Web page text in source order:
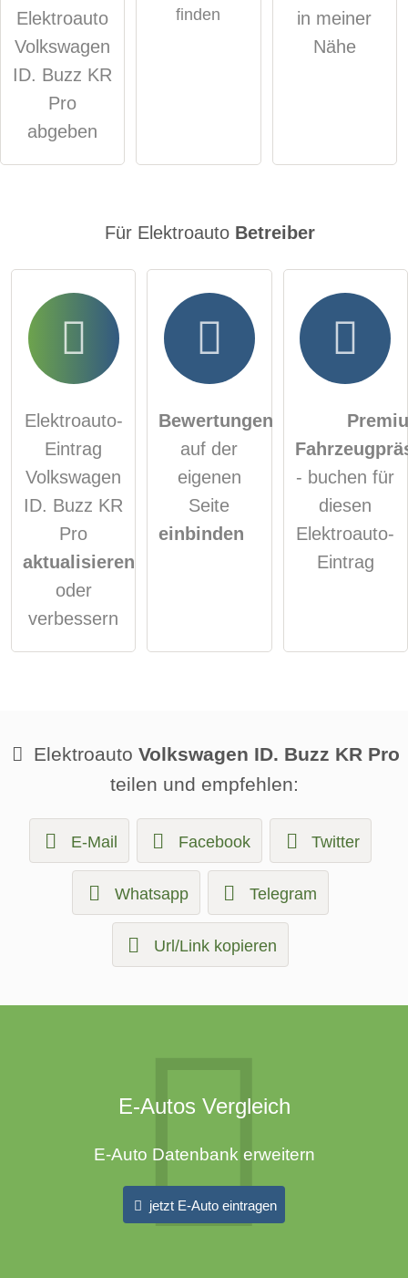
Hinweis: Bitte beachten Sie, öffentliche Fragen sindfür alle
Besucher sichtbar
Klicken Sie hier um eine
Elektroauto-Eintrag zu stellen
Elektroauto
Volkswagen
ID. Buzz KR
Pro
abgeben
finden
in meiner
Nähe
Für Elektroauto Betreiber
Elektroauto-
Eintrag
Volkswagen
ID. Buzz KR
Pro
aktualisieren
oder
verbessern
Bewertungen
auf der
eigenen
Seite
einbinden
- buchen für
diesen
Elektroauto-
Eintrag
ElektroautoVolkswagen ID. Buzz KR Pro
teilen und empfehlen:
E-Mail Facebook Twitter
Whatsapp Telegram
Url/Link kopieren
E-Autos Vergleich
E-Auto Datenbank erweitern
jetzt E-Auto eintragen